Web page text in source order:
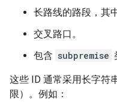
长路线的路段，其
交叉路口。
包含 subpremise
这些 ID 通常采用长字符
限）。例如：